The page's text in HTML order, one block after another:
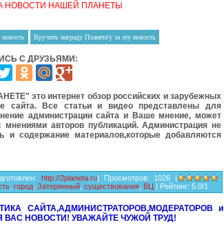
НОВОСТИ НАШЕЙ ПЛАНЕТЫ
С ДРУЗЬЯМИ:
это интернет обзор российских и зарубежных
сайта. Все статьи и видео представлены для
администрации сайта и Ваше мнение, может
авторов публикаций. Администрация не
и содержание материалов,которые добавляются
: http://2planeta.ru| Просмотров: 1026 |
город Затерянный существования ВЦ | Рейтинг: 5.0/1
САЙТА,АДМИНИСТРАТОРОВ,МОДЕРАТОРОВ и
ВАС НОВОСТИ! УВАЖАЙТЕ ЧУЖОЙ ТРУД!